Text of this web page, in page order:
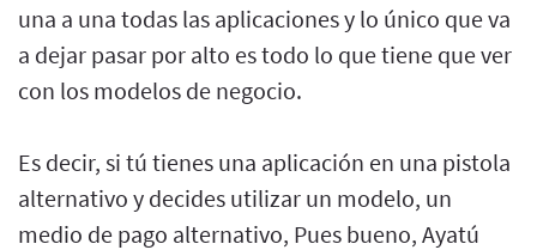
una a una todas las aplicaciones y lo único que va
a dejar pasar por alto es todo lo que tiene que ver
con los modelos de negocio.
Es decir, si tú tienes una aplicación en una pistola
alternativo y decides utilizar un modelo, un
medio de pago alternativo, Pues bueno, Ayatú